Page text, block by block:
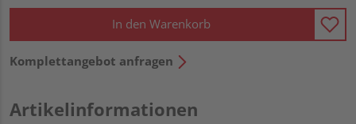
In den Warenkorb
Komplettangebot anfragen
Artikelinformationen